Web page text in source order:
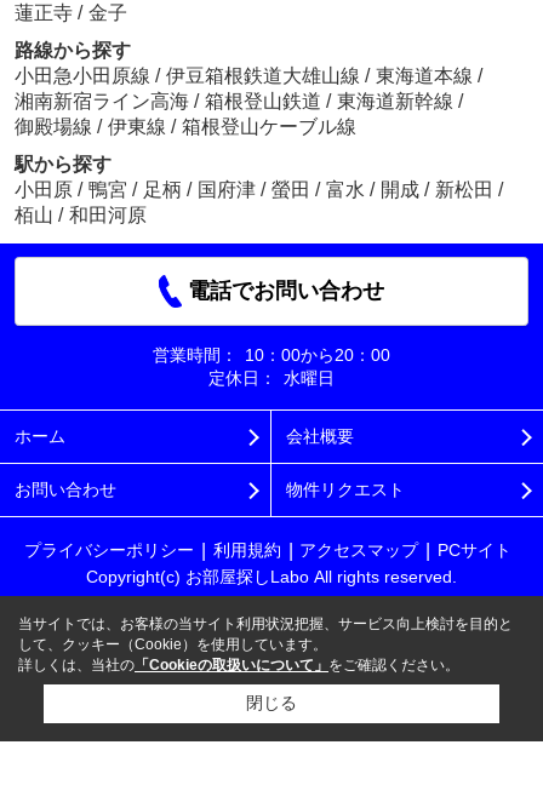
蓮正寺 / 金子
路線から探す
小田急小田原線 / 伊豆箱根鉄道大雄山線 / 東海道本線 /
湘南新宿ライン高海 / 箱根登山鉄道 / 東海道新幹線 /
御殿場線 / 伊東線 / 箱根登山ケーブル線
駅から探す
小田原 / 鴨宮 / 足柄 / 国府津 / 螢田 / 富水 / 開成 / 新松田 /
栢山 / 和田河原
電話でお問い合わせ
営業時間：
10：00から20：00
定休日：
水曜日
ホーム 会社概要
お問い合わせ 物件リクエスト
プライバシーポリシー 利用規約 アクセスマップ
PCサイト
Copyright(c) お部屋探しLabo All rights reserved.
当サイトでは、お客様の当サイト利用状況把握、サービス向上検討を目的と
して、クッキー（Cookie）を使用しています。
詳しくは、当社の 「Cookieの取扱いについて」 をご確認ください。
閉じる